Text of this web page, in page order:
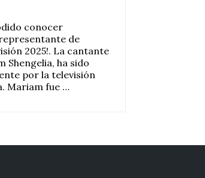
conocer
de
2025!. La cantante
Shengelia, ha sido
por la televisión
Mariam fue …